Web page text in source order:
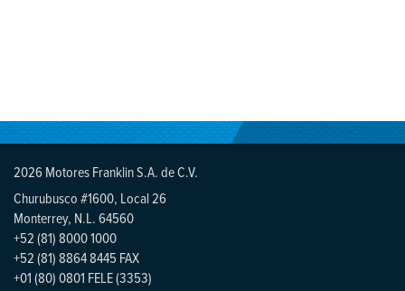
2026 Motores Franklin S.A. de C.V.
Churubusco #1600, Local 26
Monterrey, N.L. 64560
+52 (81) 8000 1000
+52 (81) 8864 8445 FAX
+01 (80) 0801 FELE (3353)